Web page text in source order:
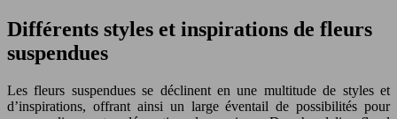
Différents styles et inspirations de fleurs
suspendues
Les fleurs suspendues se déclinent en une multitude de styles et
d’inspirations, offrant ainsi un large éventail de possibilités pour